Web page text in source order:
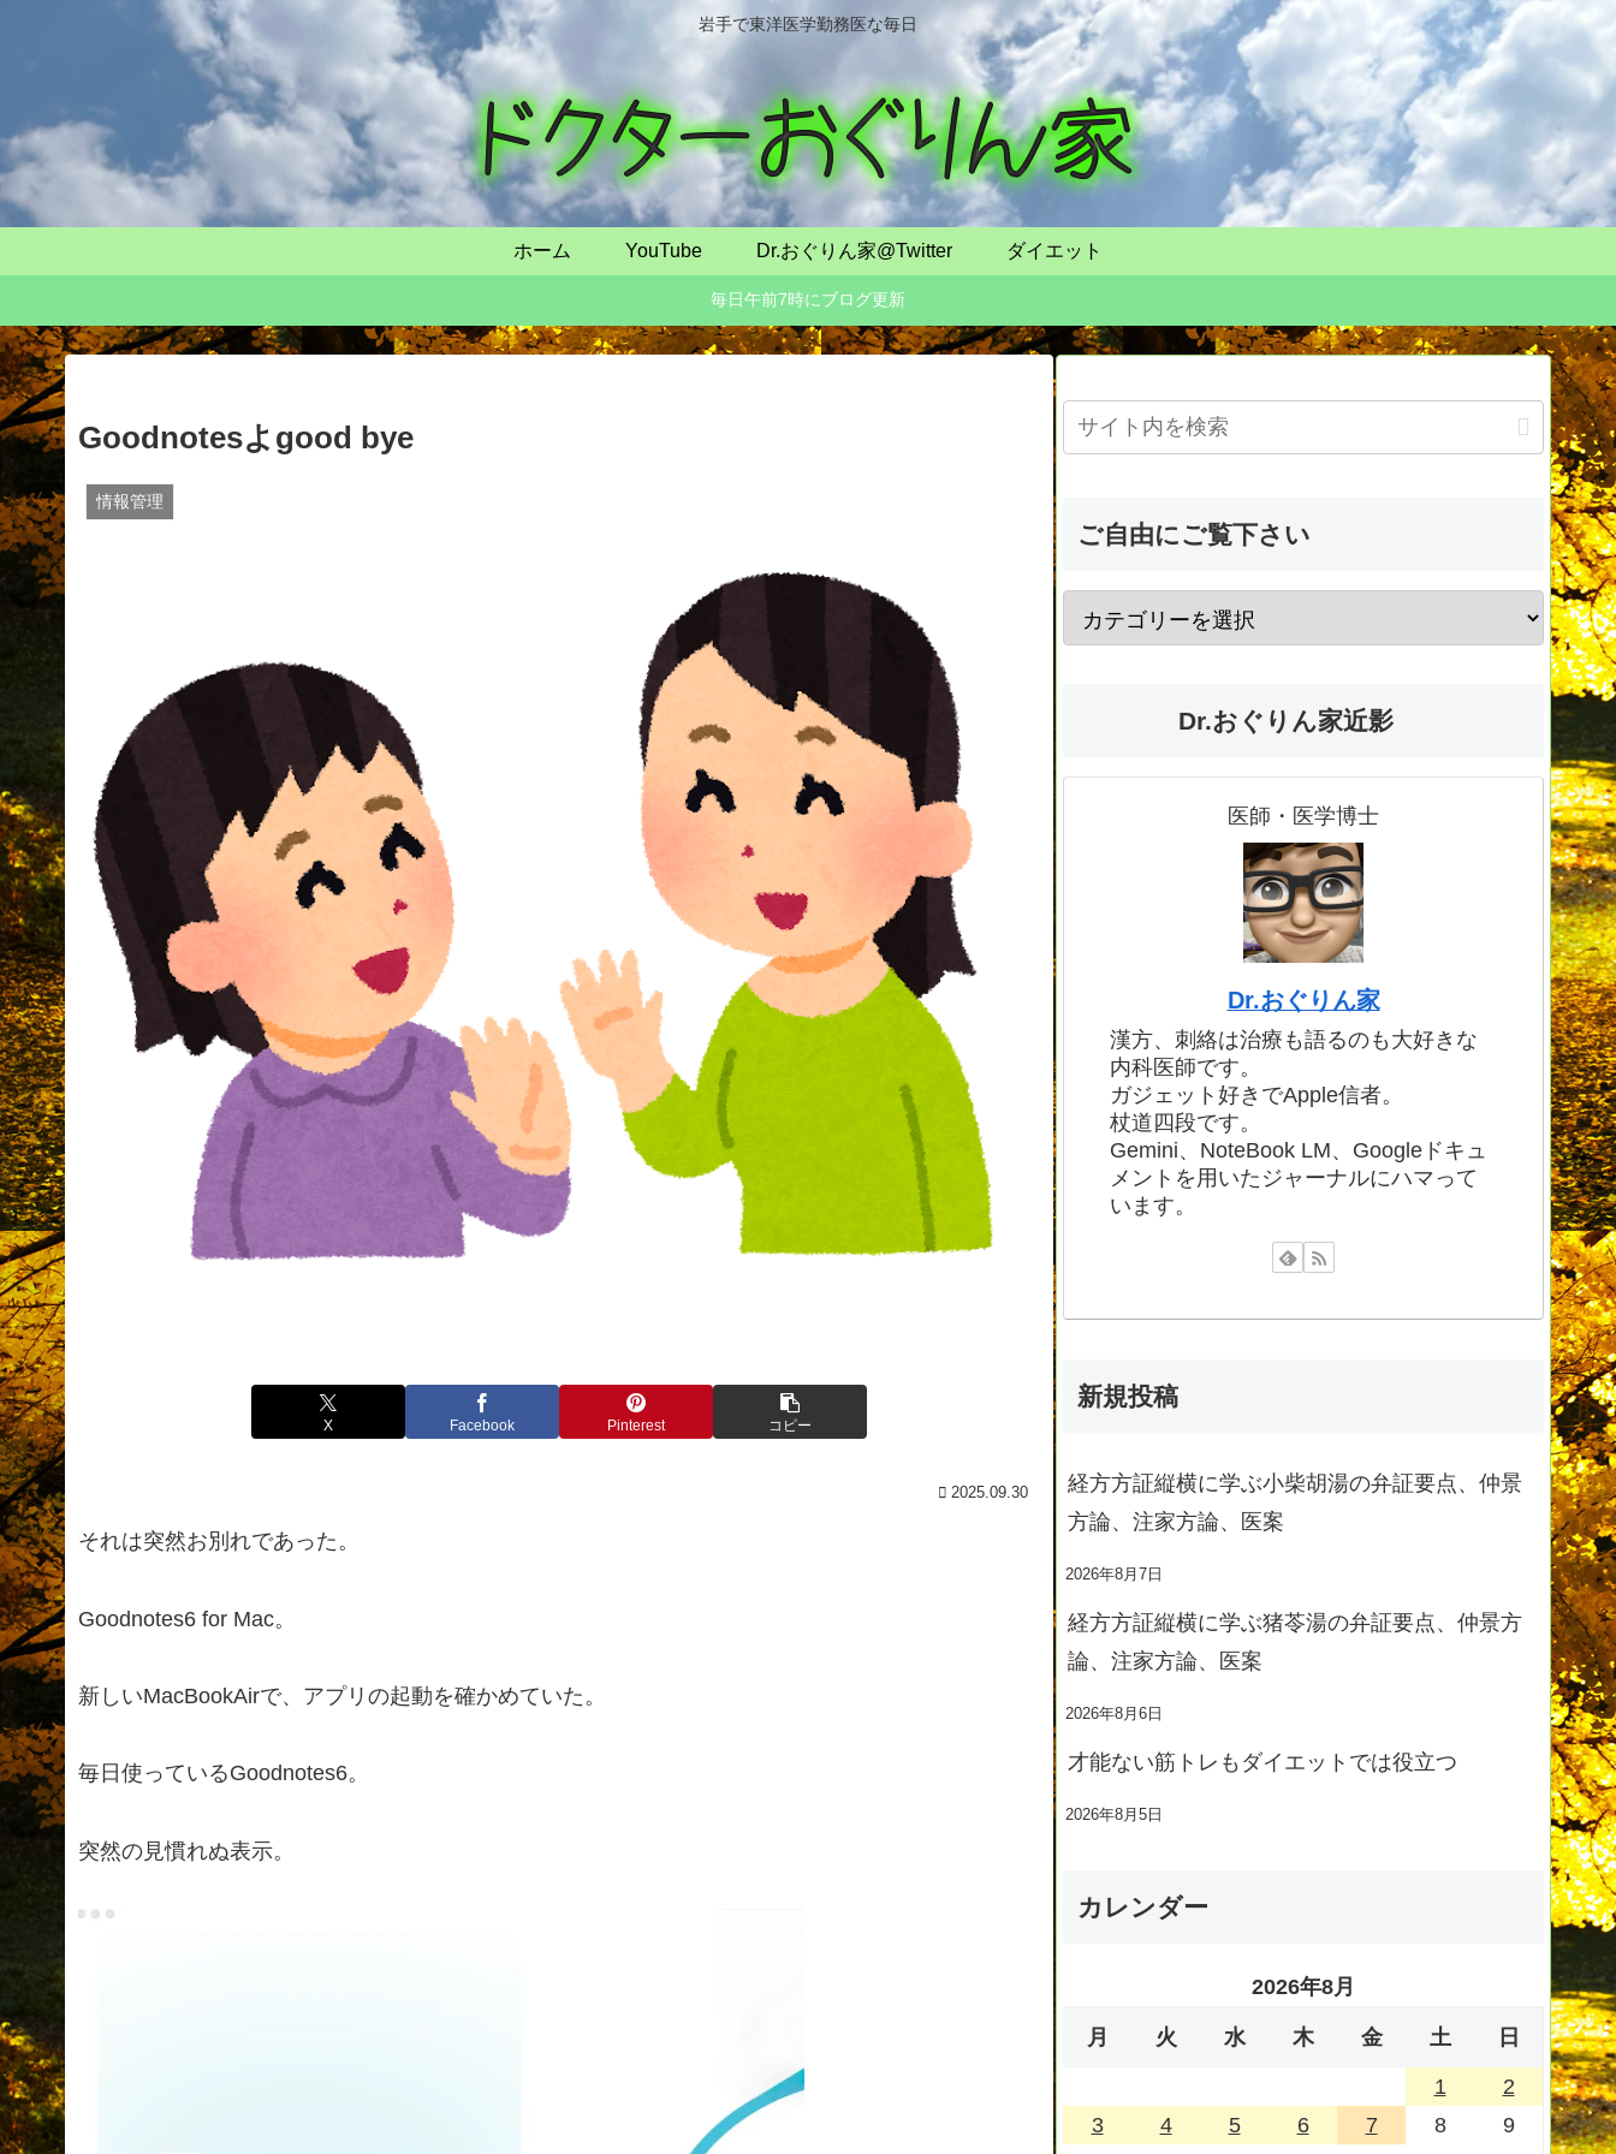
岩手で東洋医学勤務医な毎日
ホーム YouTube Dr.おぐりん家@Twitter ダイエット
毎日午前7時にブログ更新
Goodnotesよgood bye
情報管理
X Facebook Pinterest コピー
2025.09.30
それは突然お別れであった。
Goodnotes6 for Mac。
新しいMacBookAirで、アプリの起動を確かめていた。
毎日使っているGoodnotes6。
突然の見慣れぬ表示。
ご自由にご覧下さい
Dr.おぐりん家近影
医師・医学博士
Dr.おぐりん家
漢方、刺絡は治療も語るのも大好きな
内科医師です。
ガジェット好きでApple信者。
杖道四段です。
Gemini、NoteBook LM、Googleドキュ
メントを用いたジャーナルにハマって
います。
新規投稿
経方方証縦横に学ぶ小柴胡湯の弁証要点、仲景
方論、注家方論、医案
2026年8月7日
経方方証縦横に学ぶ猪苓湯の弁証要点、仲景方
論、注家方論、医案
2026年8月6日
才能ない筋トレもダイエットでは役立つ
2026年8月5日
カレンダー
2026年8月
月 火 水 木 金 土 日
1
2
3
4 5 6 7 8
9